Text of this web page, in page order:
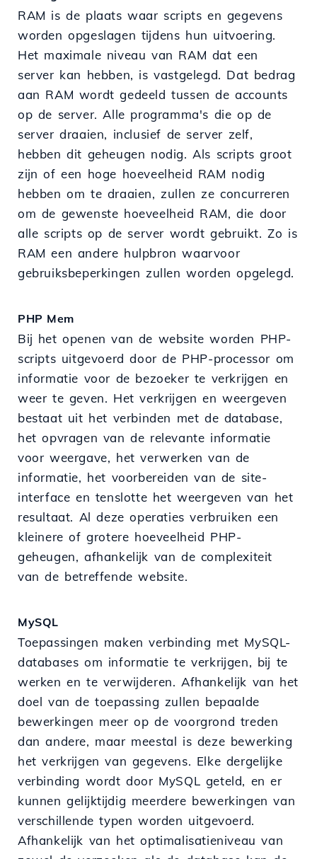
RAM is de plaats waar scripts en gegevens
worden opgeslagen tijdens hun uitvoering.
Het maximale niveau van RAM dat een
server kan hebben, is vastgelegd. Dat bedrag
aan RAM wordt gedeeld tussen de accounts
op de server. Alle programma's die op de
server draaien, inclusief de server zelf,
hebben dit geheugen nodig. Als scripts groot
zijn of een hoge hoeveelheid RAM nodig
hebben om te draaien, zullen ze concurreren
om de gewenste hoeveelheid RAM, die door
alle scripts op de server wordt gebruikt. Zo is
RAM een andere hulpbron waarvoor
gebruiksbeperkingen zullen worden opgelegd.
PHP Mem
Bij het openen van de website worden PHP-
scripts uitgevoerd door de PHP-processor om
informatie voor de bezoeker te verkrijgen en
weer te geven. Het verkrijgen en weergeven
bestaat uit het verbinden met de database,
het opvragen van de relevante informatie
voor weergave, het verwerken van de
informatie, het voorbereiden van de site-
interface en tenslotte het weergeven van het
resultaat. Al deze operaties verbruiken een
kleinere of grotere hoeveelheid PHP-
geheugen, afhankelijk van de complexiteit
van de betreffende website.
MySQL
Toepassingen maken verbinding met MySQL-
databases om informatie te verkrijgen, bij te
werken en te verwijderen. Afhankelijk van het
doel van de toepassing zullen bepaalde
bewerkingen meer op de voorgrond treden
dan andere, maar meestal is deze bewerking
het verkrijgen van gegevens. Elke dergelijke
verbinding wordt door MySQL geteld, en er
kunnen gelijktijdig meerdere bewerkingen van
verschillende typen worden uitgevoerd.
Afhankelijk van het optimalisatieniveau van